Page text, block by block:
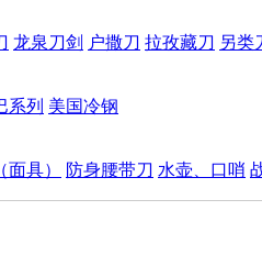
龙泉刀剑 户撒刀 拉孜藏刀 另类
系列 美国冷钢
面具） 防身腰带刀 水壶、口哨